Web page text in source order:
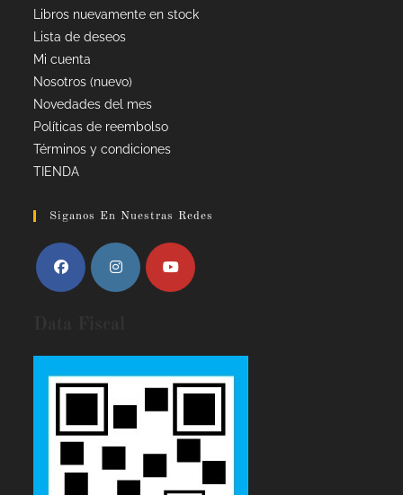
Libros nuevamente en stock
Lista de deseos
Mi cuenta
Nosotros (nuevo)
Novedades del mes
Políticas de reembolso
Términos y condiciones
TIENDA
Siganos En Nuestras Redes